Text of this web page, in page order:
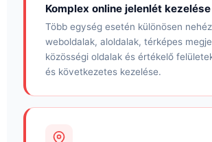
Komplex online jelenlét kezelése
Több egység esetén különösen
weboldalak, aloldalak, térképes
közösségi oldalak és értékelő
és következetes kezelése.